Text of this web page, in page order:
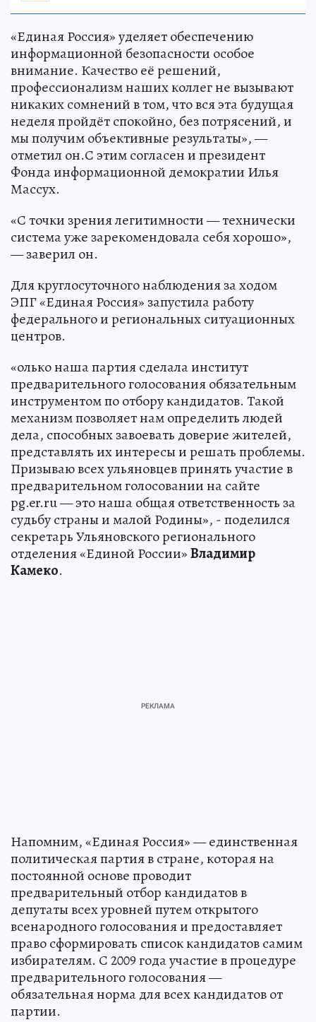
«Единая Россия» уделяет обеспечению
информационной безопасности особое
внимание. Качество её решений,
профессионализм наших коллег не вызывают
никаких сомнений в том, что вся эта будущая
неделя пройдёт спокойно, без потрясений, и
мы получим объективные результаты», —
отметил он.С этим согласен и президент
Фонда информационной демократии Илья
Массух.
«С точки зрения легитимности — технически
система уже зарекомендовала себя хорошо»,
— заверил он.
Для круглосуточного наблюдения за ходом
ЭПГ «Единая Россия» запустила работу
федерального и региональных ситуационных
центров.
«олько наша партия сделала институт
предварительного голосования обязательным
инструментом по отбору кандидатов. Такой
механизм позволяет нам определить людей
дела, способных завоевать доверие жителей,
представлять их интересы и решать проблемы.
Призываю всех ульяновцев принять участие в
предварительном голосовании на сайте
pg.er.ru — это наша общая ответственность за
судьбу страны и малой Родины», - поделился
секретарь Ульяновского регионального
отделения «Единой России»Владимир
Камеко.
Напомним, «Единая Россия» — единственная
политическая партия в стране, которая на
постоянной основе проводит
предварительный отбор кандидатов в
депутаты всех уровней путем открытого
всенародного голосования и предоставляет
право сформировать список кандидатов самим
избирателям. С 2009 года участие в процедуре
предварительного голосования —
обязательная норма для всех кандидатов от
партии.